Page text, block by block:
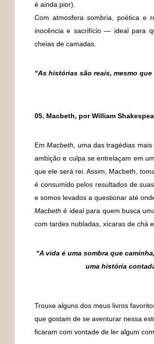
é ainda pior).
Com atmosfera sombria, poética e
inocência e sacrifício — ideal para
cheias de camadas.
“As histórias são reais, mesmo
05. Macbeth, por William
EmMacbeth , uma das tragédias
ambição e culpa se entrelaçam em
que ele será rei. Assim, Macbeth,
é consumido pelos resultados de
e somos levados a questionar até
Macbeth é ideal para quem busca
com tardes nubladas, xícaras de chá
“A vida é uma sombra que
uma história
Trouxe alguns dos meus livros
que gostam de se aventurar nessa
ficaram com vontade de ler algum